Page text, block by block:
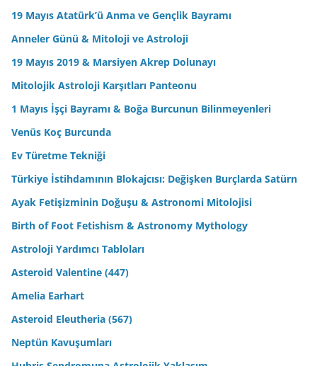
19 Mayıs Atatürk’ü Anma ve Gençlik Bayramı
Anneler Günü & Mitoloji ve Astroloji
19 Mayıs 2019 & Marsiyen Akrep Dolunayı
Mitolojik Astroloji Karşıtları Panteonu
1 Mayıs İşçi Bayramı & Boğa Burcunun Bilinmeyenleri
Venüs Koç Burcunda
Ev Türetme Tekniği
Türkiye İstihdamının Blokajcısı: Değişken Burçlarda Satürn
Ayak Fetişizminin Doğuşu & Astronomi Mitolojisi
Birth of Foot Fetishism & Astronomy Mythology
Astroloji Yardımcı Tabloları
Asteroid Valentine (447)
Amelia Earhart
Asteroid Eleutheria (567)
Neptün Kavuşumları